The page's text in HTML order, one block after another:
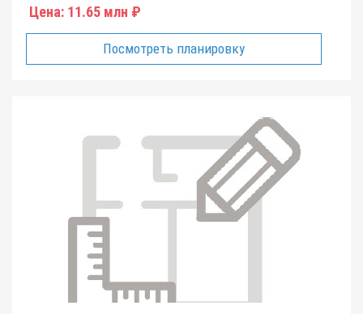
Цена: 11.65 млн ₽
Посмотреть планировку